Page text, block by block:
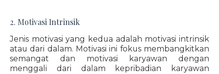
2. Motivasi Intrinsik
Jenis motivasi yang kedua adalah motivasi intrinsik
atau dari dalam. Motivasi ini fokus membangkitkan
semangat dan motivasi karyawan dengan
menggali dari dalam kepribadian karyawan